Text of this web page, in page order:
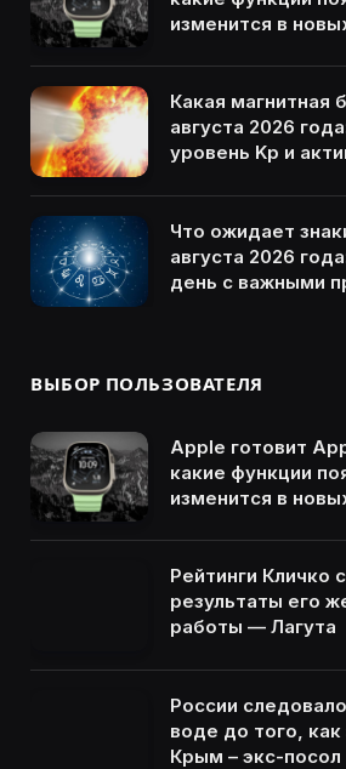
изменится в
Какая магнитная
августа 2026
уровень Kp и
Что ожидает
августа 2026
день с важными
ВЫБОР ПОЛЬЗОВАТЕЛЯ
Apple готовит
какие функции
изменится в
Рейтинги Кличко
результаты его
работы — Лагута
России
воде до того, как
Крым – экс-